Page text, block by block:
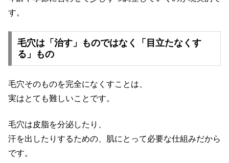
す。
毛穴は「治す」ものではなく「目立たなくす
る」もの
毛穴そのものを完全になくすことは、
実はとても難しいことです。
毛穴は皮脂を分泌したり、
汗を出したりするための、肌にとって必要な仕組みだから
です。